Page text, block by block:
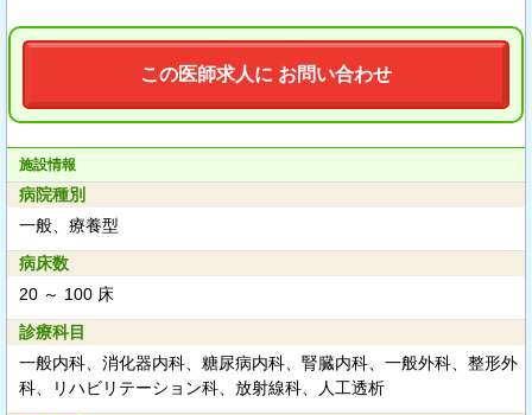
この医師求人に お問い合わせ
施設情報
病院種別
一般、療養型
病床数
20 ～ 100 床
診療科目
一般内科、消化器内科、糖尿病内科、腎臓内科、一般外科、整形外
科、リハビリテーション科、放射線科、人工透析